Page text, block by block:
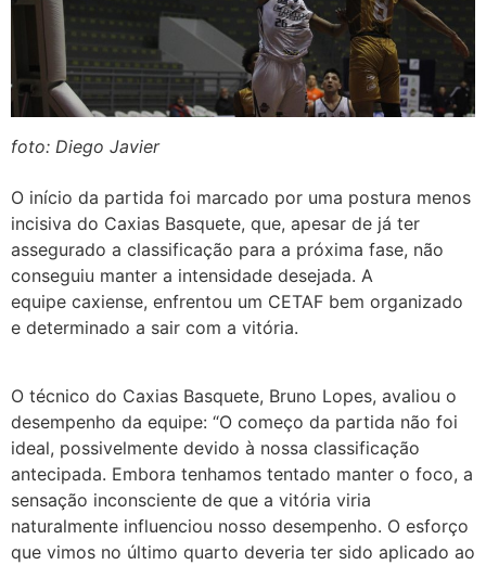
foto: Diego Javier
O início da partida foi marcado por uma postura menos
incisiva do Caxias Basquete, que, apesar de já ter
assegurado a classificação para a próxima fase, não
conseguiu manter a intensidade desejada. A
equipe caxiense, enfrentou um CETAF bem organizado
e determinado a sair com a vitória.
O técnico do Caxias Basquete, Bruno Lopes, avaliou o
desempenho da equipe: “O começo da partida não foi
ideal, possivelmente devido à nossa classificação
antecipada. Embora tenhamos tentado manter o foco, a
sensação inconsciente de que a vitória viria
naturalmente influenciou nosso desempenho. O esforço
que vimos no último quarto deveria ter sido aplicado ao